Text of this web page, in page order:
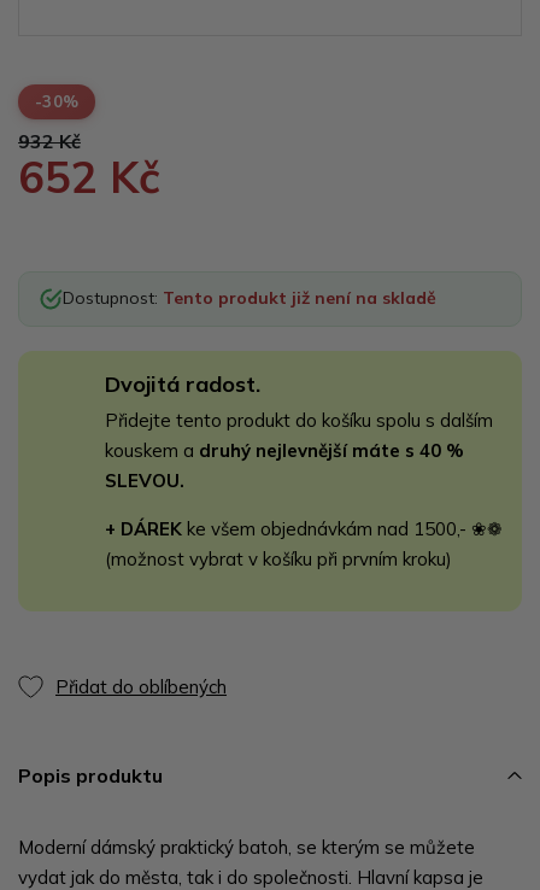
-30%
932 Kč
652 Kč
Dostupnost: Tento produkt již není na skladě
Dvojitá radost.
Přidejte tento produkt do košíku spolu s dalším
kouskem a druhý nejlevnější máte s 40 %
SLEVOU.
+ DÁREK ke všem objednávkám nad 1500,- ❀❁
(možnost vybrat v košíku při prvním kroku)
Přidat do oblíbených
Popis produktu
Moderní dámský praktický batoh, se kterým se můžete
vydat jak do města, tak i do společnosti. Hlavní kapsa je